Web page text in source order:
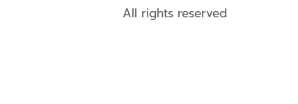
All rights reserved